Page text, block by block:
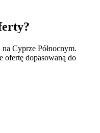
Cyprze Północnym.
ofertę dopasowaną do